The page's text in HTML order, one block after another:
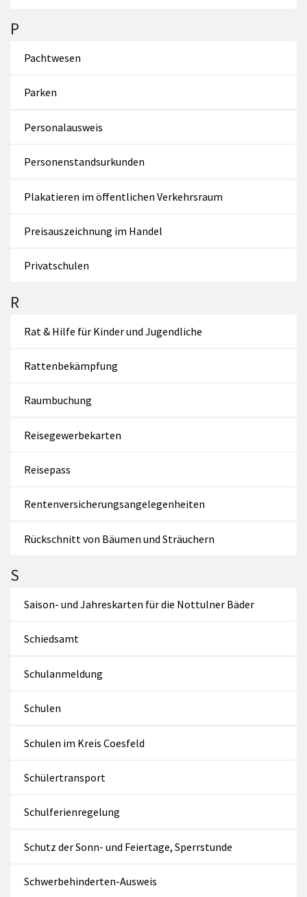
P
Pachtwesen
Parken
Personalausweis
Personenstandsurkunden
Plakatieren im öffentlichen Verkehrsraum
Preisauszeichnung im Handel
Privatschulen
R
Rat & Hilfe für Kinder und Jugendliche
Rattenbekämpfung
Raumbuchung
Reisegewerbekarten
Reisepass
Rentenversicherungsangelegenheiten
Rückschnitt von Bäumen und Sträuchern
S
Saison- und Jahreskarten für die Nottulner Bäder
Schiedsamt
Schulanmeldung
Schulen
Schulen im Kreis Coesfeld
Schülertransport
Schulferienregelung
Schutz der Sonn- und Feiertage, Sperrstunde
Schwerbehinderten-Ausweis